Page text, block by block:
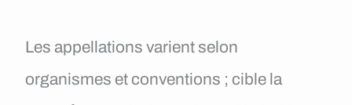
Les appellations varient selon
organismes et conventions ; cible la